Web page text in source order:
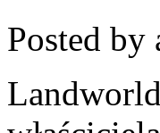
Posted by